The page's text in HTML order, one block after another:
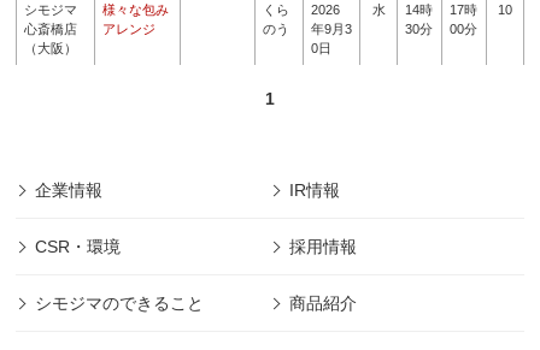
シモジマ
心斎橋店
（大阪）
様々な包み
アレンジ
くら
のう
2026
年9月3
0日
水
14時
30分
17時
00分
10
1
企業情報 IR情報
CSR・環境 採用情報
シモジマのできること 商品紹介